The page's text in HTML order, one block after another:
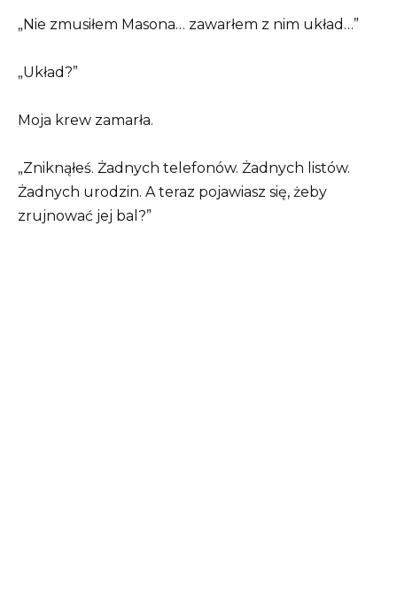
„Nie zmusiłem Masona… zawarłem z nim układ…”
„Układ?”
Moja krew zamarła.
„Zniknąłeś. Żadnych telefonów. Żadnych listów.
Żadnych urodzin. A teraz pojawiasz się, żeby
zrujnować jej bal?”